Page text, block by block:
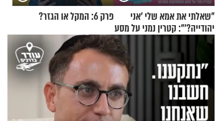
"שאלתי את אמא שלי 'אני
יהודייה?'": קטרין נמני על מסע
ההתחזקות המרגש
פרק 6: המקל או הגזר?